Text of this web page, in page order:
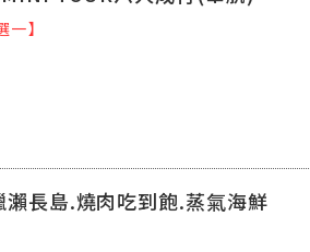
一】
長島.燒肉吃到飽.蒸氣海鮮